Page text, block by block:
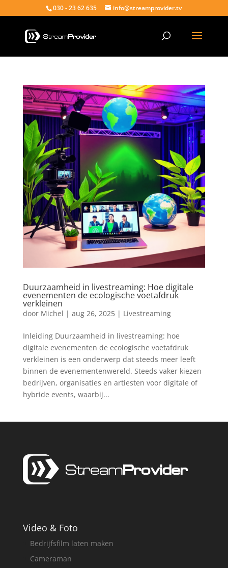
030 - 23 62 635 info@streamprovider.tv
Duurzaamheid in livestreaming: Hoe digitale
evenementen de ecologische voetafdruk
verkleinen
door Michel | aug 26, 2025| Livestreaming
Inleiding Duurzaamheid in livestreaming: hoe
digitale evenementen de ecologische voetafdruk
verkleinen is een onderwerp dat steeds meer leeft
binnen de evenementenwereld. Steeds vaker kiezen
bedrijven, organisaties en artiesten voor digitale of
hybride events, waarbij...
Video & Foto
Bedrijfsfilm laten maken
Cameraman